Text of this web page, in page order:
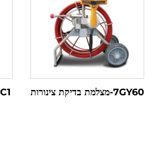
7GY60-מצלמת בדיקת צינורות